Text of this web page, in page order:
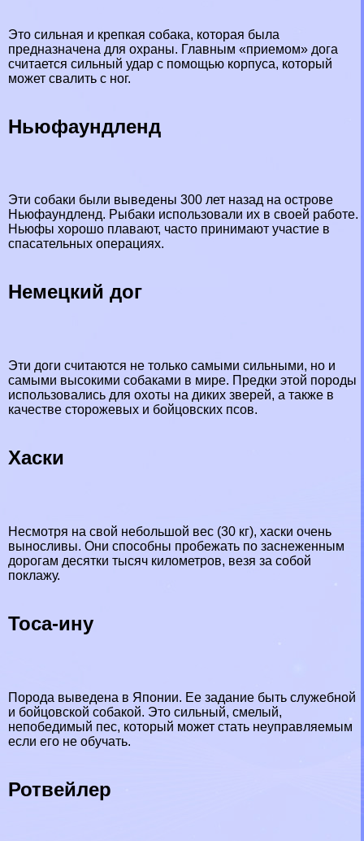
Это сильная и крепкая собака, которая была
предназначена для охраны. Главным «приемом» дога
считается сильный удар с помощью корпуса, который
может свалить с ног.
Ньюфаундленд
Эти собаки были выведены 300 лет назад на острове
Ньюфаундленд. Рыбаки использовали их в своей работе.
Ньюфы хорошо плавают, часто принимают участие в
спасательных операциях.
Немецкий дог
Эти доги считаются не только самыми сильными, но и
самыми высокими собаками в мире. Предки этой породы
использовались для охоты на диких зверей, а также в
качестве сторожевых и бойцовских псов.
Хаски
Несмотря на свой небольшой вес (30 кг), хаски очень
выносливы. Они способны пробежать по заснеженным
дорогам десятки тысяч километров, везя за собой
поклажу.
Тоса-ину
Порода выведена в Японии. Ее задание быть служебной
и бойцовской собакой. Это сильный, смелый,
непобедимый пес, который может стать неуправляемым
если его не обучать.
Ротвейлер